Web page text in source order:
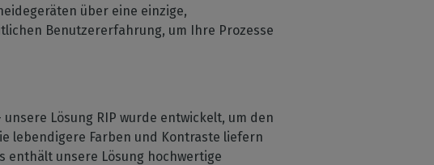
über eine einzige,
Benutzererfahrung, um Ihre Prozesse
Lösung RIP wurde entwickelt, um den
lebendigere Farben und Kontraste liefern
enthält unsere Lösung hochwertige